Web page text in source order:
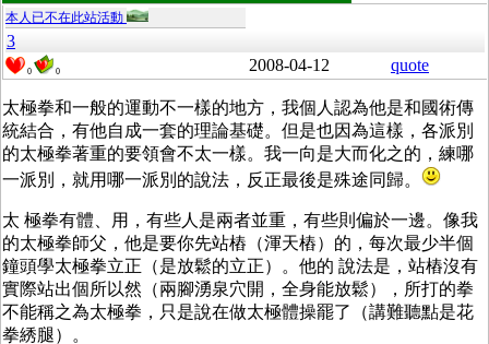
本人已不在此站活動
3
0 0 2008-04-12 quote
太極拳和一般的運動不一樣的地方，我個人認為他是和國術傳
統結合，有他自成一套的理論基礎。但是也因為這樣，各派別
的太極拳著重的要領會不太一樣。我一向是大而化之的，練哪
一派別，就用哪一派別的說法，反正最後是殊途同歸。
太 極拳有體、用，有些人是兩者並重，有些則偏於一邊。像我
的太極拳師父，他是要你先站樁（渾天樁）的，每次最少半個
鐘頭學太極拳立正（是放鬆的立正）。他的 說法是，站樁沒有
實際站出個所以然（兩腳湧泉穴開，全身能放鬆），所打的拳
不能稱之為太極拳，只是說在做太極體操罷了（講難聽點是花
拳綉腿）。